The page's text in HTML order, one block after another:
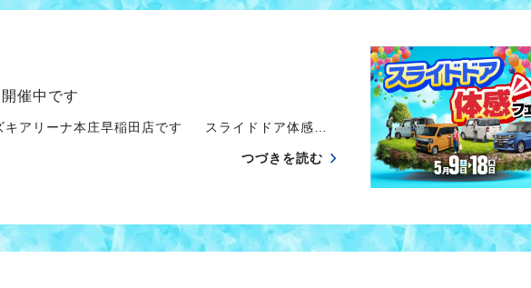
催中です
キアリーナ本庄早稲田店です スライドドア体感…
つづきを読む